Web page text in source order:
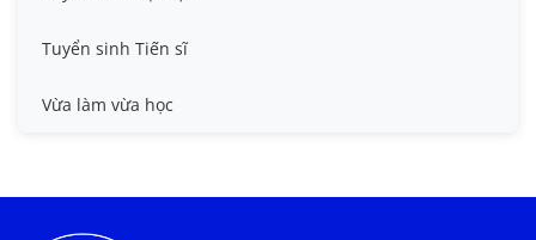
Tuyển sinh Tiến sĩ
Vừa làm vừa học